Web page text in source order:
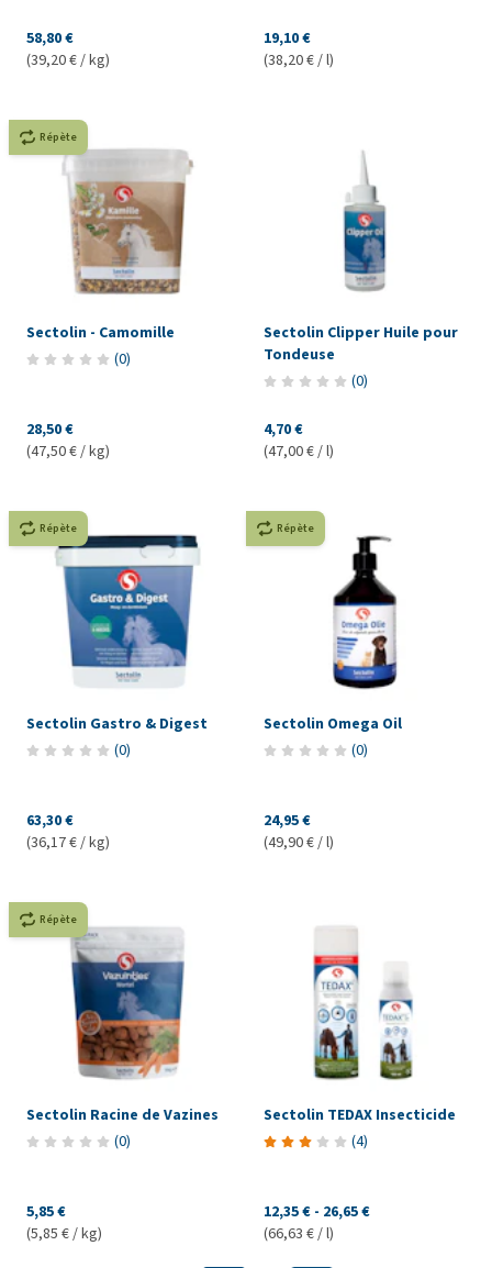
58,80 €
(39,20 € / kg)
19,10 €
(38,20 € / l)
Répète
Sectolin - Camomille
(0)
28,50 €
(47,50 € / kg)
Sectolin Clipper Huile pour
Tondeuse
(0)
4,70 €
(47,00 € / l)
Répète
Sectolin Gastro & Digest
(0)
63,30 €
(36,17 € / kg)
Répète
Sectolin Omega Oil
(0)
24,95 €
(49,90 € / l)
Répète
Sectolin Racine de Vazines
(0)
5,85 €
(5,85 € / kg)
Sectolin TEDAX Insecticide
(4)
12,35 € - 26,65 €
(66,63 € / l)